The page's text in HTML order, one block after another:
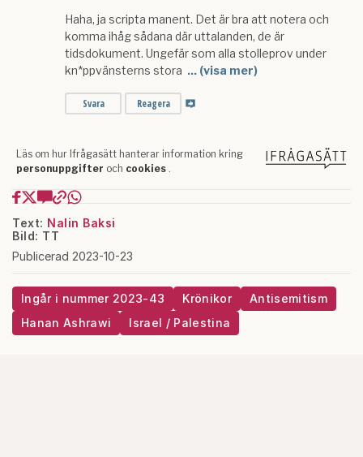
Text: Nalin Baksi
Bild: TT
Publicerad 2023-10-23
Ingår i nummer 2023-43 Krönikor
Antisemitism
Hanan Ashrawi
Israel / Palestina